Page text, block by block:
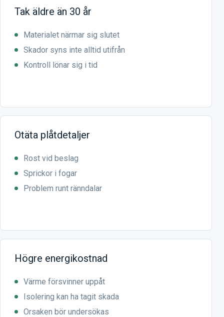
Tak äldre än 30 år
Materialet närmar sig slutet
Skador syns inte alltid utifrån
Kontroll lönar sig i tid
Otäta plåtdetaljer
Rost vid beslag
Sprickor i fogar
Problem runt ränndalar
Högre energikostnad
Värme försvinner uppåt
Isolering kan ha tagit skada
Orsaken bör undersökas